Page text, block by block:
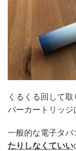
くるくる回して
バーカートリッジ
一般的な電子タバ
たりしなくていい